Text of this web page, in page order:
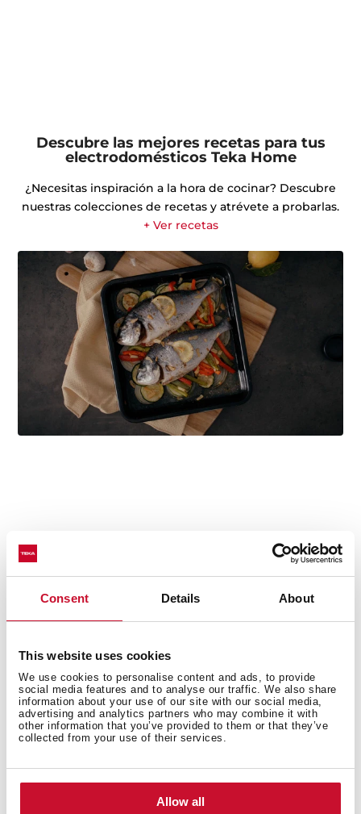
Consent Details About
This website uses cookies
We use cookies to personalise content and ads, to provide
social media features and to analyse our traffic. We also share
information about your use of our site with our social media,
advertising and analytics partners who may combine it with
other information that you’ve provided to them or that they’ve
collected from your use of their services.
Allow all
Descubre las mejores recetas para tus
electrodomésticos Teka Home
¿Necesitas inspiración a la hora de cocinar? Descubre
nuestras colecciones de recetas y atrévete a probarlas.
+ Ver recetas
Detalles técnicos
Electrodoméstico inteligentes Teka Home con
Función automática AirFry
FryMaster Box, bandeja perforada especial para freír
Horno multifunción
12 funciones de cocinado
20 recetas automáticas
Clase energética A+: menos 20% de consumo